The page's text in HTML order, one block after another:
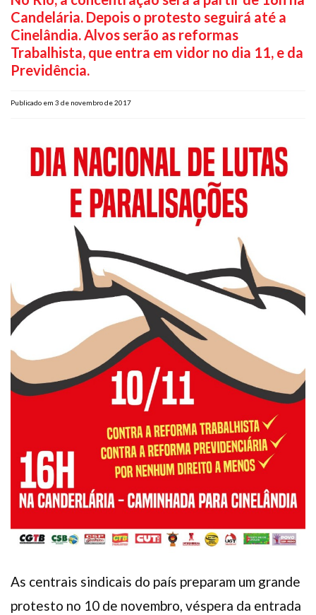
Candelária. Depois o protesto seguirá até a
Cinelândia. Alvos serão as reformas
Trabalhista, que entra em vidor no dia 11, e da
Previdência.
Publicado em 3 de novembro de 2017
As centrais sindicais do país preparam um grande
protesto no 10 de novembro, véspera da entrada
Plano de Saúde
Assistência Funeral
Pós-graduação